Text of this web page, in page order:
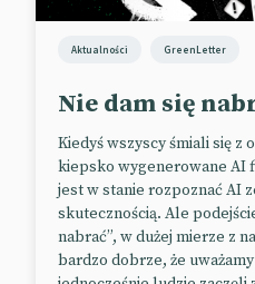
podcasty dla
wygląda na to, że gigant
audio. W centrum
to rozwój oferty związanej
metaverse i zakupami
Bloomberg (Paywall)
W darmowych
Aktualności GreenLetter
Nie dam się
Kiedyś wszyscy śmiali się z
kiepsko wygenerowane AI
jest w stanie rozpoznać AI
skutecznością. Ale
nabrać”, w dużej mierze z
bardzo dobrze, że